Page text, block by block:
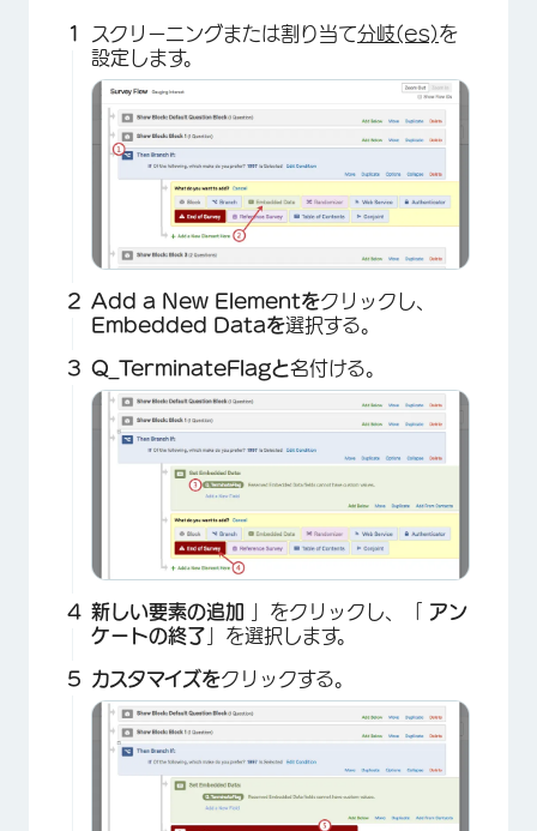
スクリーニングまたは割り当て分岐(es)を
設定します。
Add a New Elementをクリックし、
Embedded Dataを選択する。
Q_TerminateFlagと名付ける。
新しい要素の追加 」をクリックし、「
アン
ケートの終了 」を選択します。
カスタマイズをクリックする。